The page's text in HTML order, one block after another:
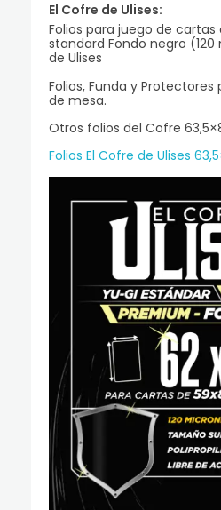
El Cofre de Ulises:
Folios para juego de
standard Fondo negro
de Ulises
Folios, Funda y
de mesa.
Otros folios del Cofre
Folios El Cofre de Ulises